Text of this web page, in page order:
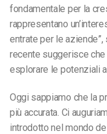
fondamentale per la
rappresentano
entrate per le aziende”,
recente suggerisce
esplorare le potenziali
Oggi sappiamo che la
più accurata. Ci
introdotto nel mondo